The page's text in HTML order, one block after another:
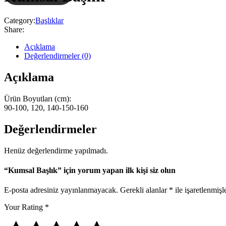
Category:Başlıklar
Share:
Açıklama
Değerlendirmeler (0)
Açıklama
Ürün Boyutları (cm):
90-100, 120, 140-150-160
Değerlendirmeler
Henüz değerlendirme yapılmadı.
“Kumsal Başlık” için yorum yapan ilk kişi siz olun
E-posta adresiniz yayınlanmayacak. Gerekli alanlar * ile
Your Rating *